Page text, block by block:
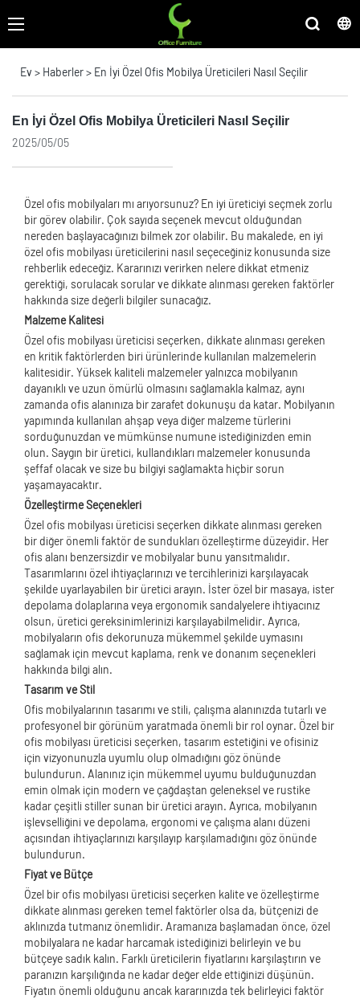
Ev > Haberler> En İyi Özel Ofis Mobilya Üreticileri Nasıl Seçilir
En İyi Özel Ofis Mobilya Üreticileri Nasıl Seçilir
2025/05/05
Özel ofis mobilyaları mı arıyorsunuz? En iyi üreticiyi seçmek zorlu
bir görev olabilir. Çok sayıda seçenek mevcut olduğundan
nereden başlayacağınızı bilmek zor olabilir. Bu makalede, en iyi
özel ofis mobilyası üreticilerini nasıl seçeceğiniz konusunda size
rehberlik edeceğiz. Kararınızı verirken nelere dikkat etmeniz
gerektiği, sorulacak sorular ve dikkate alınması gereken faktörler
hakkında size değerli bilgiler sunacağız.
Malzeme Kalitesi
Özel ofis mobilyası üreticisi seçerken, dikkate alınması gereken
en kritik faktörlerden biri ürünlerinde kullanılan malzemelerin
kalitesidir. Yüksek kaliteli malzemeler yalnızca mobilyanın
dayanıklı ve uzun ömürlü olmasını sağlamakla kalmaz, aynı
zamanda ofis alanınıza bir zarafet dokunuşu da katar. Mobilyanın
yapımında kullanılan ahşap veya diğer malzeme türlerini
sorduğunuzdan ve mümkünse numune istediğinizden emin
olun. Saygın bir üretici, kullandıkları malzemeler konusunda
şeffaf olacak ve size bu bilgiyi sağlamakta hiçbir sorun
yaşamayacaktır.
Özelleştirme Seçenekleri
Özel ofis mobilyası üreticisi seçerken dikkate alınması gereken
bir diğer önemli faktör de sundukları özelleştirme düzeyidir. Her
ofis alanı benzersizdir ve mobilyalar bunu yansıtmalıdır.
Tasarımlarını özel ihtiyaçlarınızı ve tercihlerinizi karşılayacak
şekilde uyarlayabilen bir üretici arayın. İster özel bir masaya, ister
depolama dolaplarına veya ergonomik sandalyelere ihtiyacınız
olsun, üretici gereksinimlerinizi karşılayabilmelidir. Ayrıca,
mobilyaların ofis dekorunuza mükemmel şekilde uymasını
sağlamak için mevcut kaplama, renk ve donanım seçenekleri
hakkında bilgi alın.
Tasarım ve Stil
Ofis mobilyalarının tasarımı ve stili, çalışma alanınızda tutarlı ve
profesyonel bir görünüm yaratmada önemli bir rol oynar. Özel bir
ofis mobilyası üreticisi seçerken, tasarım estetiğini ve ofisiniz
için vizyonunuzla uyumlu olup olmadığını göz önünde
bulundurun. Alanınız için mükemmel uyumu bulduğunuzdan
emin olmak için modern ve çağdaştan geleneksel ve rustike
kadar çeşitli stiller sunan bir üretici arayın. Ayrıca, mobilyanın
işlevselliğini ve depolama, ergonomi ve çalışma alanı düzeni
açısından ihtiyaçlarınızı karşılayıp karşılamadığını göz önünde
bulundurun.
Fiyat ve Bütçe
Özel bir ofis mobilyası üreticisi seçerken kalite ve özelleştirme
dikkate alınması gereken temel faktörler olsa da, bütçenizi de
aklınızda tutmanız önemlidir. Aramanıza başlamadan önce, özel
mobilyalara ne kadar harcamak istediğinizi belirleyin ve bu
bütçeye sadık kalın. Farklı üreticilerin fiyatlarını karşılaştırın ve
paranızın karşılığında ne kadar değer elde ettiğinizi düşünün.
Fiyatın önemli olduğunu ancak kararınızda tek belirleyici faktör